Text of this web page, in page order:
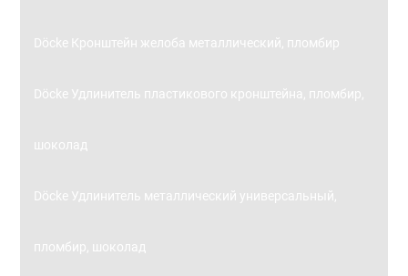
Döcke Кронштейн желоба металлический, пломбир
Döcke Удлинитель пластикового кронштейна, пломбир,
шоколад
Döcke Удлинитель металлический универсальный,
пломбир, шоколад